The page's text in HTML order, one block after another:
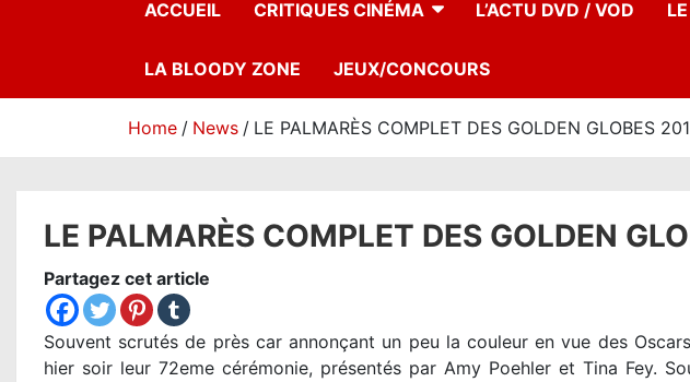
ACCUEIL CRITIQUES CINÉMA L’ACTU DVD / VOD
LA BLOODY ZONE JEUX/CONCOURS
Home News LE PALMARÈS COMPLET DES GOLDEN GLOBES
LE PALMARÈS COMPLET DES GOLDEN
Partagez cet article
Souvent scrutés de près car annonçant un peu la couleur en vue des
hier soir leur 72eme cérémonie, présentés par Amy Poehler et Tina Fey.